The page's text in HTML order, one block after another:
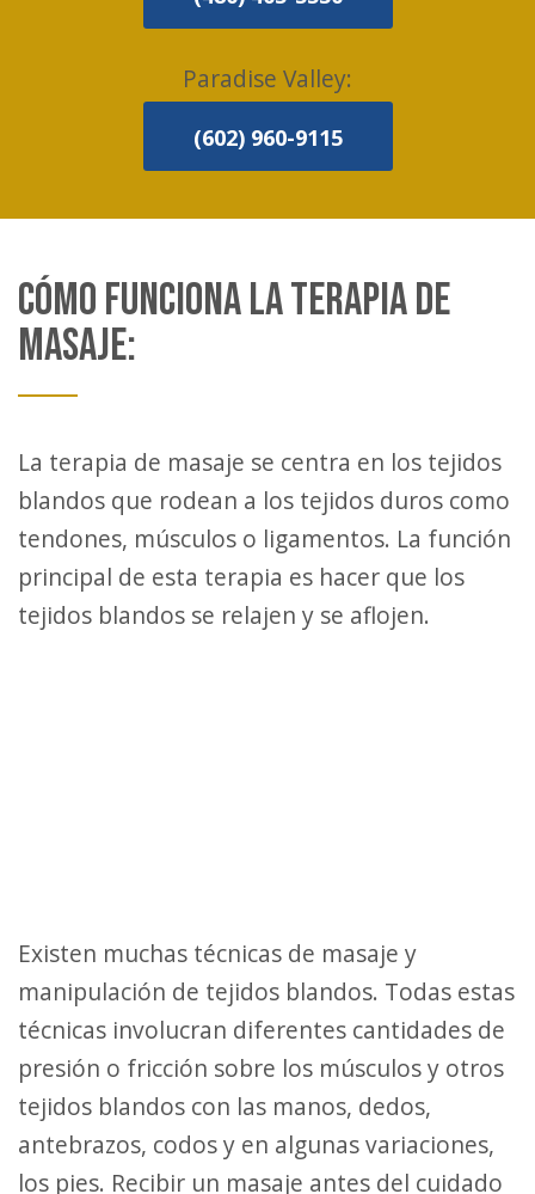
Paradise Valley:
(602) 960-9115
CÓMO FUNCIONA LA TERAPIA DE
MASAJE:
La terapia de masaje se centra en los tejidos
blandos que rodean a los tejidos duros como
tendones, músculos o ligamentos. La función
principal de esta terapia es hacer que los
tejidos blandos se relajen y se aflojen.
Existen muchas técnicas de masaje y
manipulación de tejidos blandos. Todas estas
técnicas involucran diferentes cantidades de
presión o fricción sobre los músculos y otros
tejidos blandos con las manos, dedos,
antebrazos, codos y en algunas variaciones,
los pies. Recibir un masaje antes del cuidado